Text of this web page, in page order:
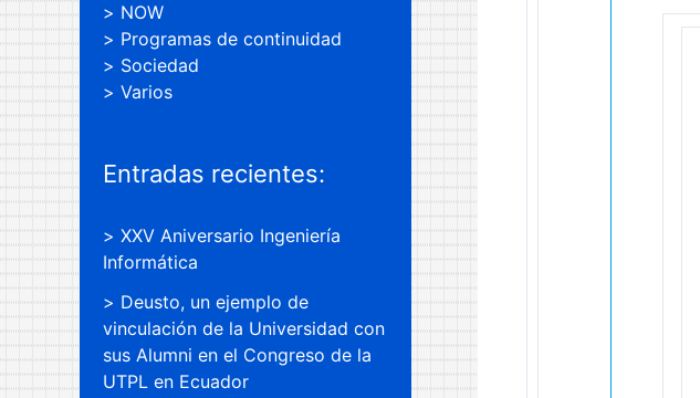
NOW
Programas de continuidad
Sociedad
Varios
Entradas recientes:
XXV Aniversario Ingeniería
Informática
Deusto, un ejemplo de
vinculación de la Universidad con
sus Alumni en el Congreso de la
UTPL en Ecuador